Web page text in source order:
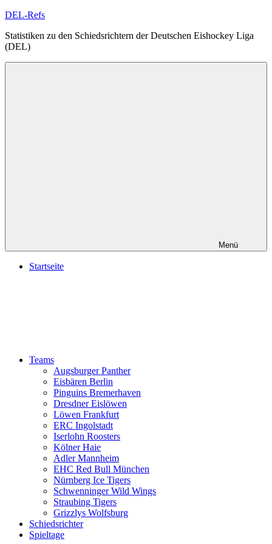
Zum
springen
DEL-Refs
Statistiken zu den Schiedsrichtern der Deutschen Eishockey Liga
(DEL)
Menü
Startseite
Teams
Augsburger Panther
Eisbären Berlin
Pinguins Bremerhaven
Dresdner Eislöwen
Löwen Frankfurt
ERC Ingolstadt
Iserlohn Roosters
Kölner Haie
Adler Mannheim
EHC Red Bull München
Nürnberg Ice Tigers
Schwenninger Wild Wings
Straubing Tigers
Grizzlys Wolfsburg
Schiedsrichter
Spieltage